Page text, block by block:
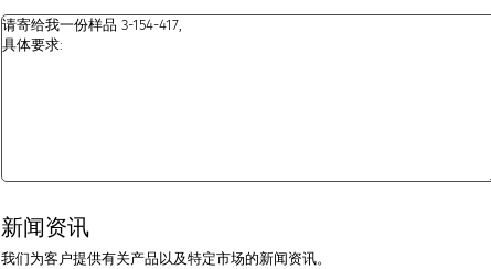
新闻资讯
我们为客户提供有关产品以及特定市场的新闻资讯。